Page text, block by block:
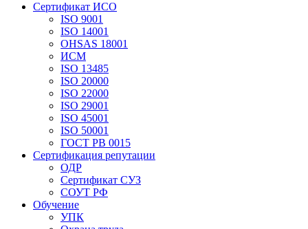
Сертификат ИСО
ISO 9001
ISO 14001
OHSAS 18001
ИСМ
ISO 13485
ISO 20000
ISO 22000
ISO 29001
ISO 45001
ISO 50001
ГОСТ РВ 0015
Сертификация репутации
ОДР
Сертификат СУЗ
СОУТ РФ
Обучение
УПК